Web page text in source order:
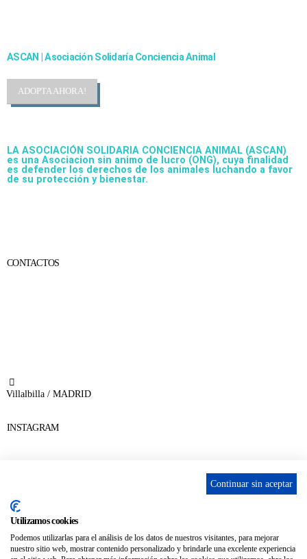
ASCAN | Asociación Solidaría Conciencia Animal
ADOPTA AHORA!
LA ASOCIACIÓN SOLIDARIA CONCIENCIA ANIMAL (ASCAN)
es una Asociacion sin animo de lucro (ONG), cuya finalidad
es defender los derechos de los animales luchando a favor
de su protección y bienestar.
CONTACTOS
Villalbilla / MADRID
INSTAGRAM
ENLACES
Contacta
Adopta un perro
Continuar sin aceptar
Utilizamos cookies
Podemos utilizarlas para el análisis de los datos de nuestros visitantes, para mejorar
nuestro sitio web, mostrar contenido personalizado y brindarle una excelente experiencia